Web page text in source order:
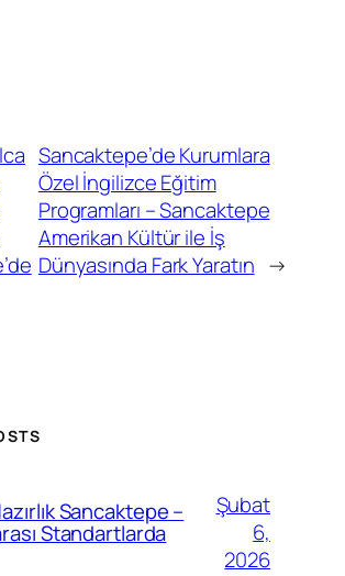
Sancaktepe’de Kurumlara
Özel İngilizce Eğitim
Programları – Sancaktepe
Amerikan Kültür ile İş
Dünyasında Fark Yaratın →
Sancaktepe –
Standartlarda
Şubat
6,
2026